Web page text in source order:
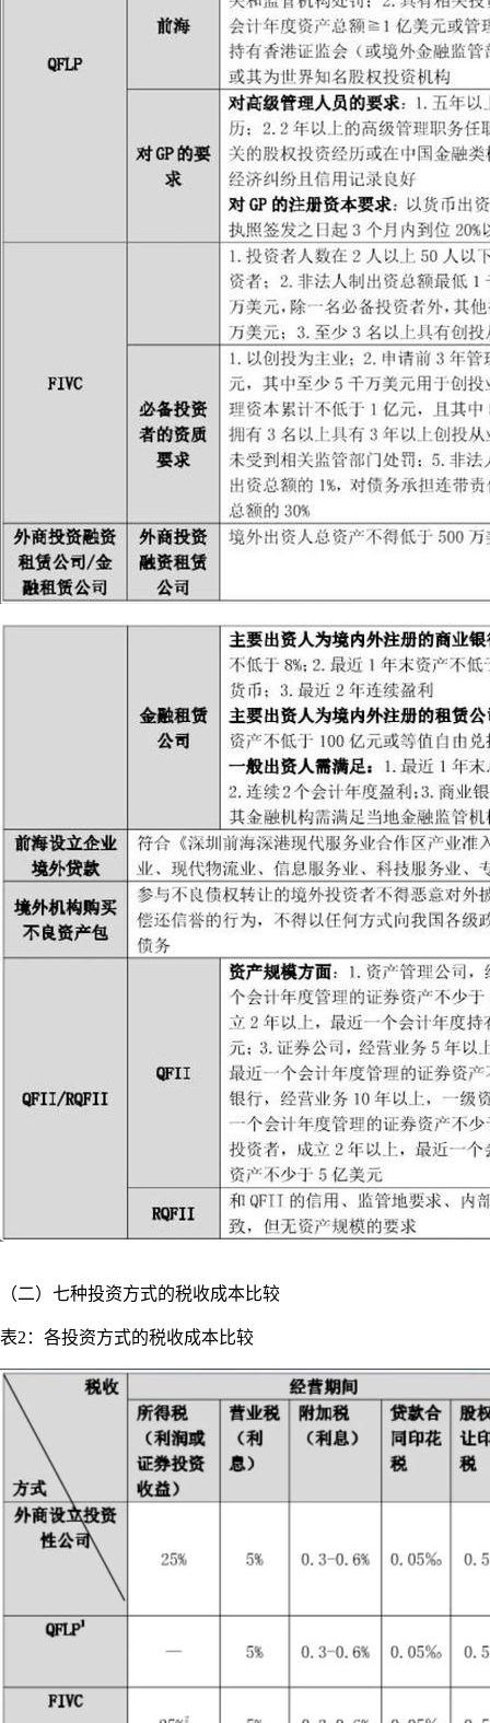
（二）七种投资方式的税收成本比较
表2：各投资方式的税收成本比较